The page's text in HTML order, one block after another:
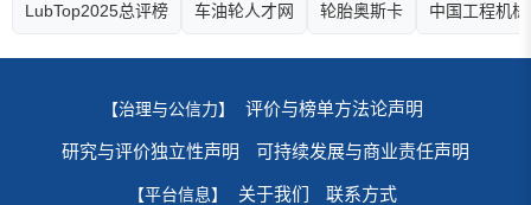
LubTop2025总评榜 车油轮人才网 轮胎奥斯卡 中国工程机
【治理与公信力】 评价与榜单方法论声明
研究与评价独立性声明 可持续发展与商业责任声明
【平台信息】 关于我们 联系方式